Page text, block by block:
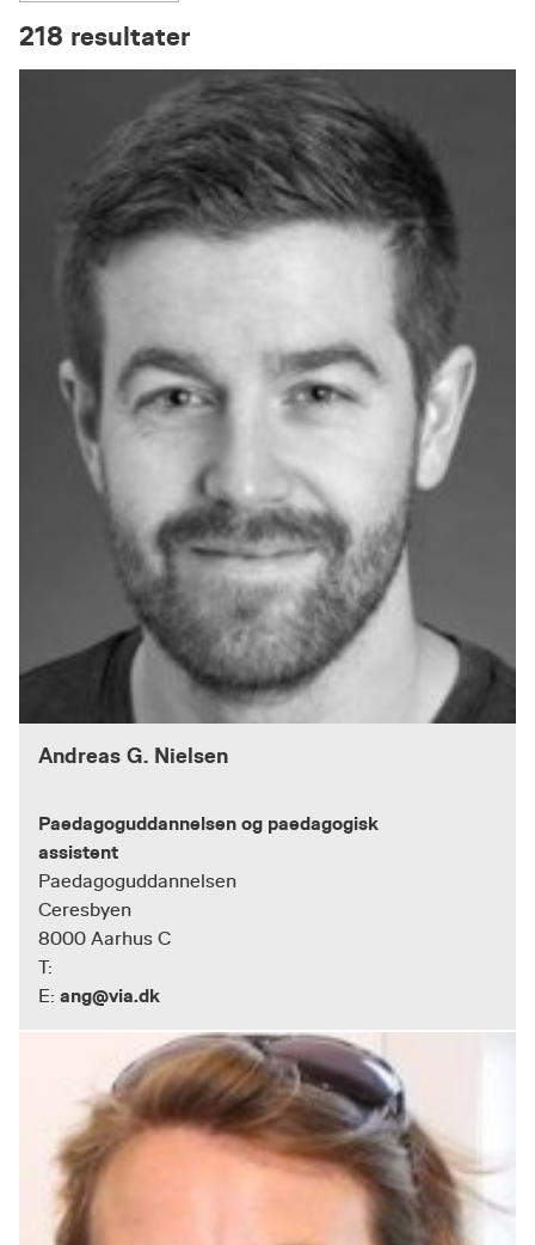
218 resultater
Andreas G. Nielsen
Paedagoguddannelsen og paedagogisk
assistent
Paedagoguddannelsen
Ceresbyen
8000 Aarhus C
T:
E: ang@via.dk